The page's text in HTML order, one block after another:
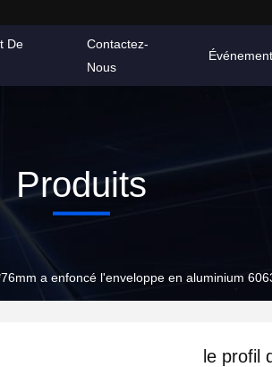
De
Contactez-
Nous
Produits
a enfoncé l'enveloppe en aluminium
le profil